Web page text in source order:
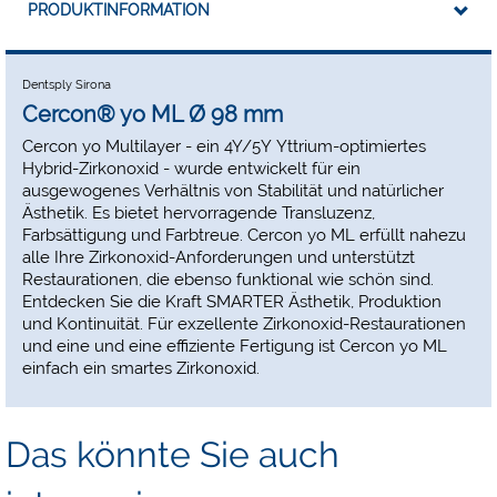
PRODUKTINFORMATION
Dentsply Sirona
Cercon® yo ML Ø 98 mm
Cercon yo Multilayer - ein 4Y/5Y Yttrium-optimiertes
Hybrid-Zirkonoxid - wurde entwickelt für ein
ausgewogenes Verhältnis von Stabilität und natürlicher
Ästhetik. Es bietet hervorragende Transluzenz,
Farbsättigung und Farbtreue. Cercon yo ML erfüllt nahezu
alle Ihre Zirkonoxid-Anforderungen und unterstützt
Restaurationen, die ebenso funktional wie schön sind.
Entdecken Sie die Kraft SMARTER Ästhetik, Produktion
und Kontinuität. Für exzellente Zirkonoxid-Restaurationen
und eine und eine effiziente Fertigung ist Cercon yo ML
einfach ein smartes Zirkonoxid.
Das könnte Sie auch